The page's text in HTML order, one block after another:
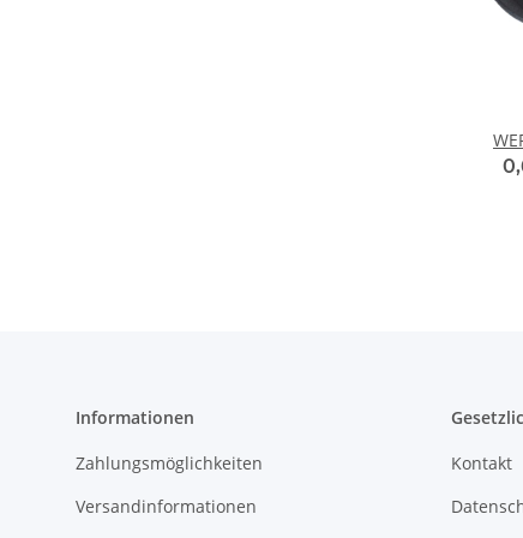
Informationen
Zahlungsmöglichkeiten
Versandinformationen
Kontakt